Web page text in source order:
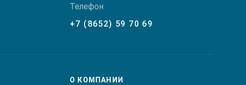
Телефон
+7 (8652) 59 70 69
О КОМПАНИИ